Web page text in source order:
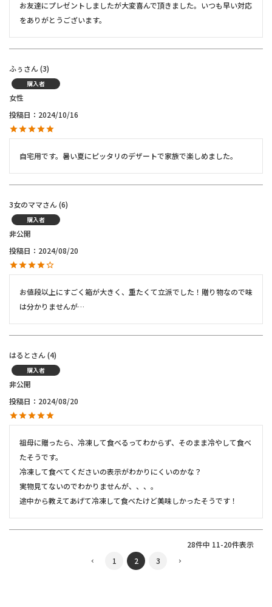
お友達にプレゼントしましたが大変喜んで頂きました。いつも早い対応
をありがとうございます。
ふぅ 3
購入者
女性
投稿日
2024/10/16
自宅用です。暑い夏にピッタリのデザートで家族で楽しめました。
3女のママ 6
購入者
非公開
投稿日
2024/08/20
お値段以上にすごく箱が大きく、重たくて立派でした！贈り物なので味
は分かりませんが…
はると 4
購入者
非公開
投稿日
2024/08/20
祖母に贈ったら、冷凍して食べるってわからず、そのまま冷やして食べ
たそうです。
冷凍して食べてくださいの表示がわかりにくいのかな？
実物見てないのでわかりませんが、、、。
途中から教えてあげて冷凍して食べたけど美味しかったそうです！
28件中 11-20件表示
1
2 3